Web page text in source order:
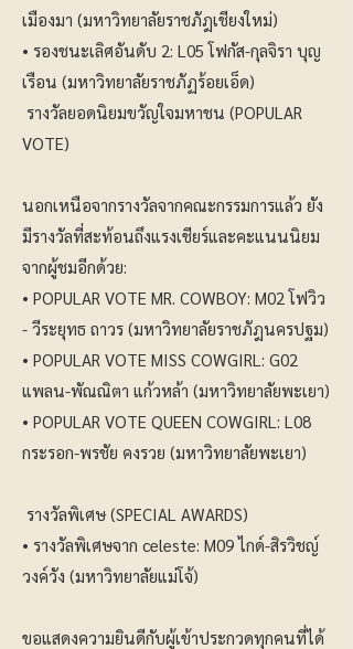
เมืองมา (มหาวิทยาลัยราชภัฎเชียงใหม่)
• รองชนะเลิศอันดับ 2: L05 โฟกัส-กุลจิรา บุญ
เรือน (มหาวิทยาลัยราชภัฏร้อยเอ็ด)
รางวัลยอดนิยมขวัญใจมหาชน (POPULAR
VOTE)
นอกเหนือจากรางวัลจากคณะกรรมการแล้ว ยัง
มีรางวัลที่สะท้อนถึงแรงเชียร์และคะแนนนิยม
จากผู้ชมอีกด้วย:
• POPULAR VOTE MR. COWBOY: M02 โฟวิว
- วีระยุทธ ถาวร (มหาวิทยาลัยราชภัฎนครปฐม)
• POPULAR VOTE MISS COWGIRL: G02
แพลน-พัณณิตา แก้วหล้า (มหาวิทยาลัยพะเยา)
• POPULAR VOTE QUEEN COWGIRL: L08
กระรอก-พรชัย คงรวย (มหาวิทยาลัยพะเยา)
รางวัลพิเศษ (SPECIAL AWARDS)
• รางวัลพิเศษจาก celeste: M09 ไกด์-สิรวิชญ์
วงค์วัง (มหาวิทยาลัยแม่โจ้)
ขอแสดงความยินดีกับผู้เข้าประกวดทุกคนที่ได้